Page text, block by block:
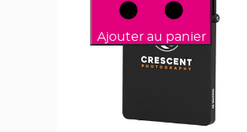
Ajouter au panier